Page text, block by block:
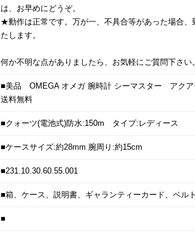
は、お早めにどうぞ。
★動作は正常です。万が一、不具合等があった場合
たします。
何か不明な点がありましたら、お気軽にご質問下さい。
■美品 OMEGA オメガ 腕時計 シーマスター アク
送料無料
■クォーツ(電池式)防水:150m タイプ:レディース
■ケースサイズ:約28mm 腕周り:約15cm
■231.10.30.60.55.001
■箱、ケース、説明書、ギャランティーカード、ベル
■